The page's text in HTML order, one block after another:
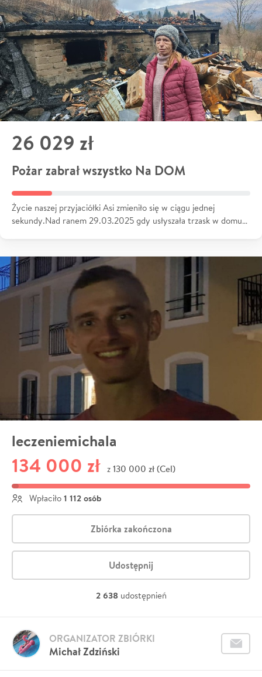
26 029 zł
Pożar zabrał wszystko Na DOM
Życie naszej przyjaciółki Asi zmieniło się w ciągu jednej
sekundy.Nad ranem 29.03.2025 gdy usłyszała trzask w domu…
leczeniemichala
134 000 zł z 130 000 zł (Cel)
Wpłaciło 1 112 osób
Zbiórka zakończona
Udostępnij
2 638 udostępnień
Michał Zdziński
ORGANIZATOR ZBIÓRKI